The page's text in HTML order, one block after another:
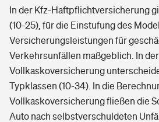
In der Kfz-Haftpflichtversicherung
(10-25), für die Einstufung des
Versicherungsleistungen für
Verkehrsunfällen maßgeblich. In der
Vollkaskoversicherung
Typklassen (10-34). In die
Vollkaskoversicherung fließen die
Auto nach selbstverschuldeten